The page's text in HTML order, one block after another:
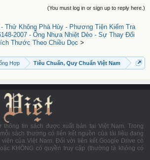
(You must log in or sign up to reply here.)
- Thử Không Phá Hủy - Phương Tiện Kiểm Tra
2007 - Ống Nhựa Nhiệt Dẻo - Sự Thay Đổi
Thước Theo Chiều Dọc >
Hợp Tiêu Chuẩn, Quy Chuẩn Việt Nam
tin sách được xuất bản tại Việt Nam. Trong
sách thường có liên kết nguồn của tài liệu đang
của Việt Nam. Đối với liên kết Google Drive có
KHÔNG có quyền truy cập (thường là không có